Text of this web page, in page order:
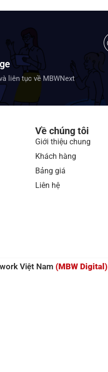
liên tục về MBWNext
Về chúng tôi
Giới thiệu chung
Khách hàng
Bảng giá
Liên hệ
Việt Nam (MBW Digital)